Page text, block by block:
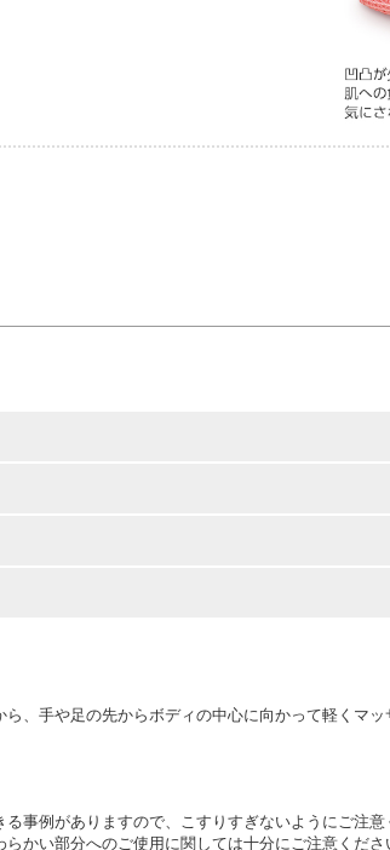
、手や足の先からボディの中心に向かって軽くマッ
事例がありますので、こすりすぎないようにご注意
かい部分へのご使用に関しては十分にご注意くださ